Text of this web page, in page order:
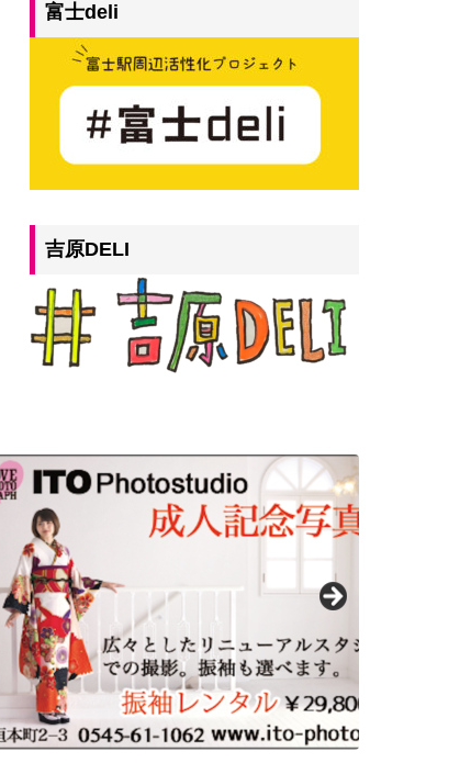
富士deli
吉原DELI